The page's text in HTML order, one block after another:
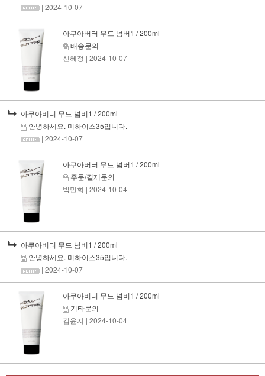
| 2024-10-07
아쿠아버터 무드 넘버1 / 200ml
배송문의
신혜정 | 2024-10-07
아쿠아버터 무드 넘버1 / 200ml
안녕하세요. 미하이스35입니다.
| 2024-10-07
아쿠아버터 무드 넘버1 / 200ml
주문/결제문의
박민희 | 2024-10-04
아쿠아버터 무드 넘버1 / 200ml
안녕하세요. 미하이스35입니다.
| 2024-10-07
아쿠아버터 무드 넘버1 / 200ml
기타문의
김윤지 | 2024-10-04